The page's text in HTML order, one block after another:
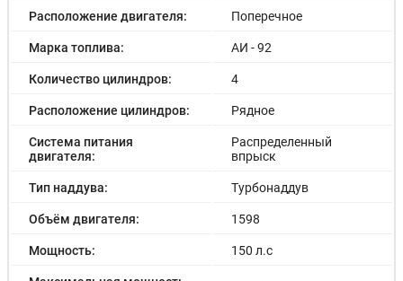
Расположение двигателя: Поперечное
Марка топлива: АИ - 92
Количество цилиндров: 4
Расположение цилиндров: Рядное
Система питания
двигателя:
Распределенный
впрыск
Тип наддува: Турбонаддув
Объём двигателя: 1598
Мощность: 150 л.с